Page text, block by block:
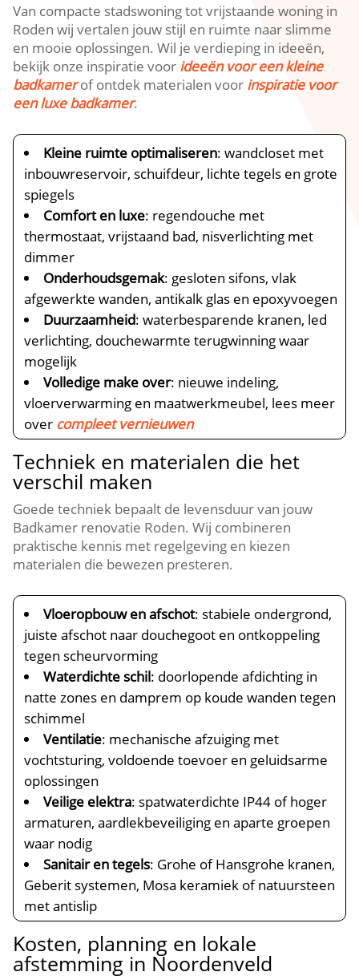
Van compacte stadswoning tot vrijstaande woning in
Roden wij vertalen jouw stijl en ruimte naar slimme
en mooie oplossingen. Wil je verdieping in ideeën,
bekijk onze inspiratie voor ideeën voor een kleine
badkamerof ontdek materialen voor inspiratie voor
een luxe badkamer.
Kleine ruimte optimaliseren: wandcloset met
inbouwreservoir, schuifdeur, lichte tegels en grote
spiegels
Comfort en luxe: regendouche met
thermostaat, vrijstaand bad, nisverlichting met
dimmer
Onderhoudsgemak: gesloten sifons, vlak
afgewerkte wanden, antikalk glas en epoxyvoegen
Duurzaamheid: waterbesparende kranen, led
verlichting, douchewarmte terugwinning waar
mogelijk
Volledige make over: nieuwe indeling,
vloerverwarming en maatwerkmeubel, lees meer
over compleet vernieuwen
Techniek en materialen die het
verschil maken
Goede techniek bepaalt de levensduur van jouw
Badkamer renovatie Roden. Wij combineren
praktische kennis met regelgeving en kiezen
materialen die bewezen presteren.
Vloeropbouw en afschot: stabiele ondergrond,
juiste afschot naar douchegoot en ontkoppeling
tegen scheurvorming
Waterdichte schil: doorlopende afdichting in
natte zones en damprem op koude wanden tegen
schimmel
Ventilatie: mechanische afzuiging met
vochtsturing, voldoende toevoer en geluidsarme
oplossingen
Veilige elektra: spatwaterdichte IP44 of hoger
armaturen, aardlekbeveiliging en aparte groepen
waar nodig
Sanitair en tegels: Grohe of Hansgrohe kranen,
Geberit systemen, Mosa keramiek of natuursteen
met antislip
Kosten, planning en lokale
afstemming in Noordenveld